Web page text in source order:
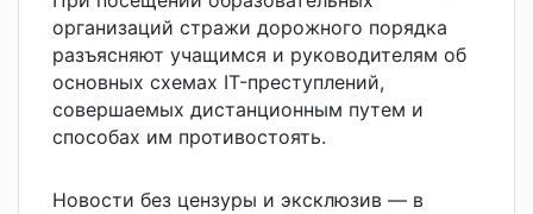
организаций стражи дорожного порядка
разъясняют учащимся и руководителям об
основных схемах IT-преступлений,
совершаемых дистанционным путем и
способах им противостоять.
Новости без цензуры и эксклюзив — в